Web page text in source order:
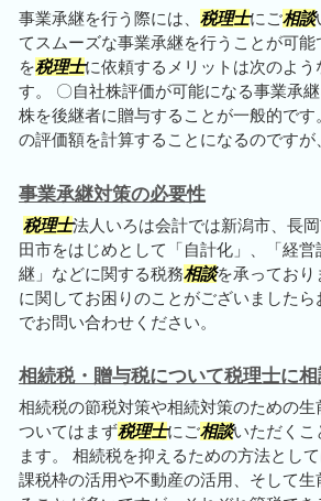
事業承継を行う際には、 税理士にご相談
てスムーズな事業承継を行うことが可
を税理士に依頼するメリットは次のよう
す。 〇自社株評価が可能になる事業承
株を後継者に贈与することが一般的で
の評価額を計算することになるのですが
事業承継対策の必要性
税理士法人いろは会計では新潟市、長
田市をはじめとして「自計化」、「経営
継」などに関する税務相談を承っており
に関してお困りのことがございましたら
でお問い合わせください。
相続税・贈与税について税理士に
相続税の節税対策や相続対策のための生
ついてはまず税理士にご相談いただくこ
ます。 相続税を抑えるための方法とし
課税枠の活用や不動産の活用、そして